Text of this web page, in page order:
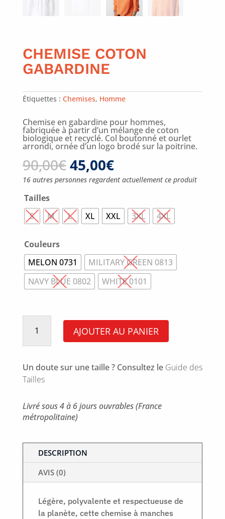
CHEMISE COTON
GABARDINE
Étiquettes : Chemises, Homme
Chemise en gabardine pour hommes,
fabriquée à partir d’un mélange de coton
biologique et recyclé. Col boutonné et ourlet
arrondi, ornée d’un logo brodé sur la poitrine.
90,00€Le
prix
initial
était :
45,00€Le
prix
actuel
est :
16 autres personnes regardent actuellement ce produit
Tailles
S
M L XL XXL 3XL 4XL
Couleurs
MELON 0731
MILITARY GREEN 0813
NAVY BLUE 0802
WHITE 0101
quantité
CHEMISE
COTON
AJOUTER AU PANIER
Un doute sur une taille ? Consultez le Guide des
Tailles
Livré sous 4 à 6 jours ouvrables (France
métropolitaine)
DESCRIPTION
AVIS (0)
Légère, polyvalente et respectueuse de
la planète, cette chemise à manches